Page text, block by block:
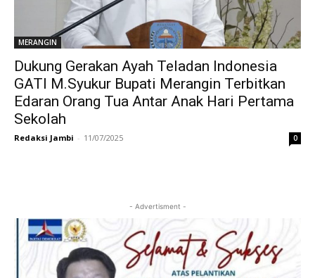
MERANGIN
Dukung Gerakan Ayah Teladan Indonesia
GATI M.Syukur Bupati Merangin Terbitkan
Edaran Orang Tua Antar Anak Hari Pertama
Sekolah
Redaksi Jambi - 11/07/2025 0
- Advertisment -